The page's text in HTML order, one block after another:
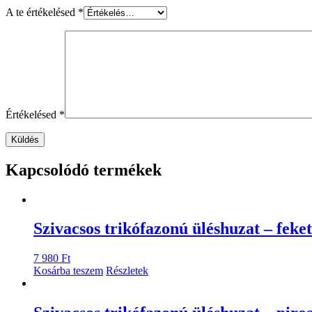
A te értékelésed *
Értékelésed *
Kapcsolódó termékek
Szivacsos trikófazonú üléshuzat –
7 980 Ft
Kosárba teszem Részletek